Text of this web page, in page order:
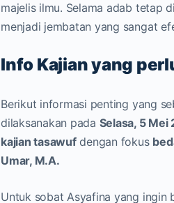
majelis ilmu. Selama adab tetap
menjadi jembatan yang sangat
Info Kajian yang
Berikut informasi penting yang
dilaksanakan pada Selasa, 5 Mei
kajian tasawufdengan fokus
Umar, M.A.
Untuk sobat Asyafina yang ingin